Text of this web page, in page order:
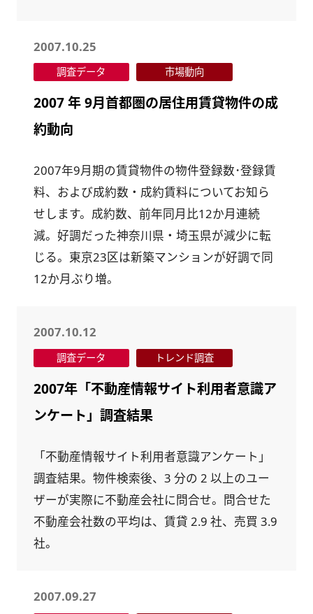
2007.10.25
調査データ 市場動向
2007 年 9月首都圏の居住用賃貸物件の成
約動向
2007年9月期の賃貸物件の物件登録数･登録賃
料、および成約数・成約賃料についてお知ら
せします。成約数、前年同月比12か月連続
減。好調だった神奈川県・埼玉県が減少に転
じる。東京23区は新築マンションが好調で同
12か月ぶり増。
2007.10.12
調査データ トレンド調査
2007年「不動産情報サイト利用者意識ア
ンケート」調査結果
「不動産情報サイト利用者意識アンケート」
調査結果。物件検索後、3 分の 2 以上のユー
ザーが実際に不動産会社に問合せ。問合せた
不動産会社数の平均は、賃貸 2.9 社、売買 3.9
社。
2007.09.27